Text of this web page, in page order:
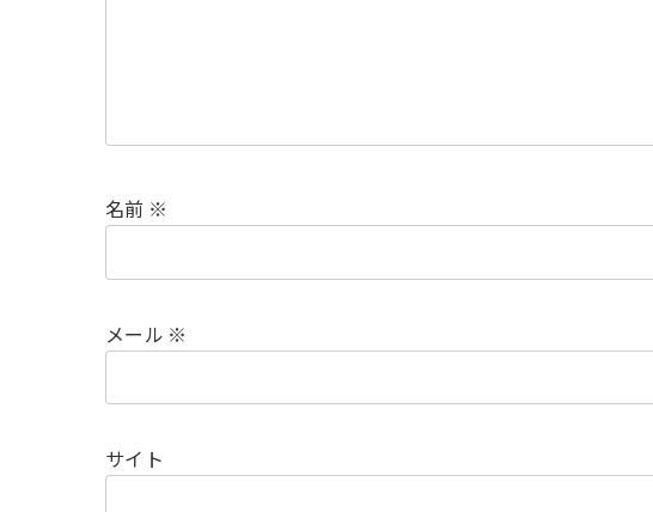
名前 ※
メール ※
サイト